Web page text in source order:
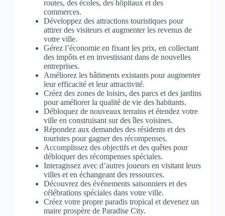
routes, des écoles, des hôpitaux et des
commerces.
Développez des attractions touristiques pour
attirer des visiteurs et augmenter les revenus de
votre ville.
Gérez l’économie en fixant les prix, en collectant
des impôts et en investissant dans de nouvelles
entreprises.
Améliorez les bâtiments existants pour augmenter
leur efficacité et leur attractivité.
Créez des zones de loisirs, des parcs et des jardins
pour améliorer la qualité de vie des habitants.
Débloquez de nouveaux terrains et étendez votre
ville en construisant sur des îles voisines.
Répondez aux demandes des résidents et des
touristes pour gagner des récompenses.
Accomplissez des objectifs et des quêtes pour
débloquer des récompenses spéciales.
Interagissez avec d’autres joueurs en visitant leurs
villes et en échangeant des ressources.
Découvrez des événements saisonniers et des
célébrations spéciales dans votre ville.
Créez votre propre paradis tropical et devenez un
maire prospère de Paradise City.